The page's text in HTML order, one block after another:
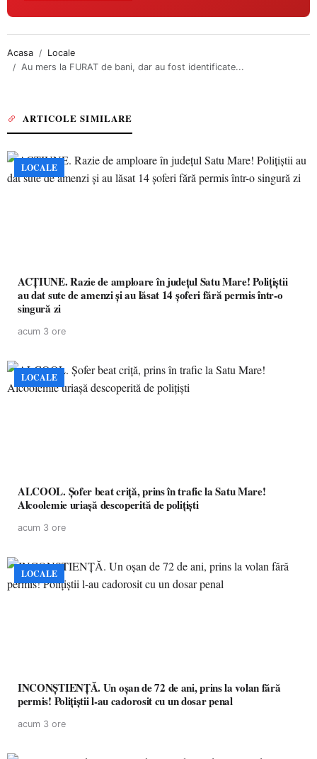
Acasa
Locale
Au mers la FURAT de bani, dar au fost identificate...
ARTICOLE SIMILARE
LOCALE
ACȚIUNE. Razie de amploare în județul Satu Mare! Polițiștii
au dat sute de amenzi și au lăsat 14 șoferi fără permis într-o
singură zi
acum 3 ore
LOCALE
ALCOOL. Șofer beat criță, prins în trafic la Satu Mare!
Alcoolemie uriașă descoperită de polițiști
acum 3 ore
LOCALE
INCONȘTIENȚĂ. Un oșan de 72 de ani, prins la volan fără
permis! Polițiștii l-au cadorosit cu un dosar penal
acum 3 ore